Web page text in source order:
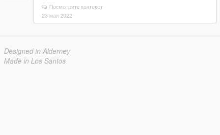
Посмотрите контекст
23 мая 2022
Designed in Alderney
Made in Los Santos